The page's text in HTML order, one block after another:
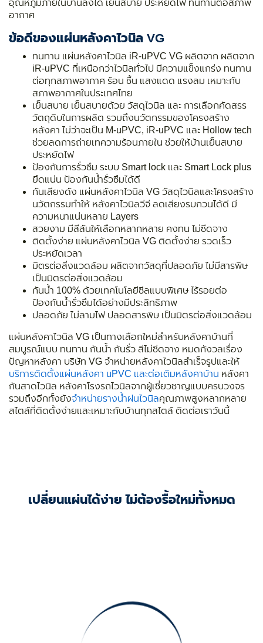
อุณหภูมิภายในบ้านลงได้ เย็นสบาย ประหยัดไฟ ทนทานต่อสภาพ
อากาศ
ข้อดีของแผ่นหลังคาไวนิล VG
ทนทาน แผ่นหลังคาไวนิล iR-uPVC VG ผลิตจาก ผลิตจาก
iR-uPVC ที่เหนือกว่าไวนิลทั่วไป มีความแข็งแกร่ง ทนทาน
ต่อทุกสภาพอากาศ ร้อน ชื้น แสงแดด แรงลม เหมาะกับ
สภาพอากาศในประเทศไทย
เย็นสบาย เย็นสบายด้วย วัสดุไวนิล และ การเลือกคัดสรร
วัตถุดิบในการผลิต รวมถึงนวัตกรรมของโครงสร้าง
หลังคา ไม่ว่าจะเป็น M-uPVC, iR-uPVC และ Hollow tech
ช่วยลดการถ่ายเทความร้อนภายใน ช่วยให้บ้านเย็นสบาย
ประหยัดไฟ
ป้องกันการรั่วซึม ระบบ Smart lock และ Smart Lock plus
ยึดแน่น ป้องกันน้ำรั่วซึมได้ดี
กันเสียงดัง แผ่นหลังคาไวนิล VG วัสดุไวนิลและโครงสร้าง
นวัตกรรมทำให้ หลังคาไวนิลวีจี ลดเสียงรบกวนได้ดี มี
ความหนาแน่นหลาย Layers
สวยงาม มีสีสันให้เลือกหลากหลาย คงทน ไม่ซีดจาง
ติดตั้งง่าย แผ่นหลังคาไวนิล VG ติดตั้งง่าย รวดเร็ว
ประหยัดเวลา
มิตรต่อสิ่งแวดล้อม ผลิตจากวัสดุที่ปลอดภัย ไม่มีสารพิษ
เป็นมิตรต่อสิ่งแวดล้อม
กันน้ำ 100% ด้วยเทคโนโลยีซีลแบบพิเศษ ไร้รอยต่อ
ป้องกันน้ำรั่วซึมได้อย่างมีประสิทธิภาพ
ปลอดภัย ไม่ลามไฟ ปลอดสารพิษ เป็นมิตรต่อสิ่งแวดล้อม
แผ่นหลังคาไวนิล VG เป็นทางเลือกใหม่สำหรับหลังคาบ้านที่
สมบูรณ์แบบ ทนทาน กันน้ำ กันรั่ว สีไม่ซีดจาง หมดกังวลเรื่อง
ปัญหาหลังคา บริษัท VG จำหน่ายหลังคาไวนิลสําเร็จรูปและให้
บริการติดตั้งแผ่นหลังคา uPVC และต่อเติมหลังคาบ้าน หลังคา
กันสาดไวนิล หลังคาโรงรถไวนิลจากผู้เชี่ยวชาญแบบครบวงจร
รวมถึงอีกทั้งยังจำหน่ายรางน้ำฝนไวนิลคุณภาพสูงหลากหลาย
สไตล์ที่ติดตั้งง่ายและเหมาะกับบ้านทุกสไตล์ ติดต่อเราวันนี้
เปลี่ยนแผ่นได้ง่าย ไม่ต้องรื้อใหม่ทั้งหมด